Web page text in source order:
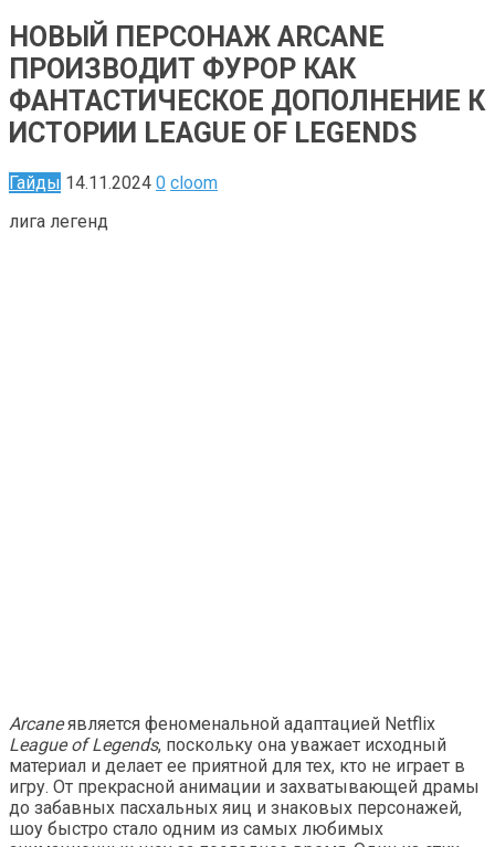
НОВЫЙ ПЕРСОНАЖ ARCANE
ПРОИЗВОДИТ ФУРОР КАК
ФАНТАСТИЧЕСКОЕ ДОПОЛНЕНИЕ К
ИСТОРИИ LEAGUE OF LEGENDS
Гайды 14.11.2024 0 cloom
лига легенд
Arcaneявляется феноменальной адаптацией Netflix
League of Legends, поскольку она уважает исходный
материал и делает ее приятной для тех, кто не играет в
игру. От прекрасной анимации и захватывающей драмы
до забавных пасхальных яиц и знаковых персонажей,
шоу быстро стало одним из самых любимых